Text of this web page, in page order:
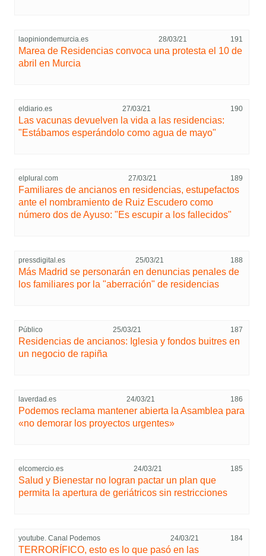
laopiniondemurcia.es 28/03/21 191
Marea de Residencias convoca una protesta el 10 de
abril en Murcia
eldiario.es 27/03/21 190
Las vacunas devuelven la vida a las residencias:
"Estábamos esperándolo como agua de mayo"
elplural.com 27/03/21 189
Familiares de ancianos en residencias, estupefactos
ante el nombramiento de Ruiz Escudero como
número dos de Ayuso: "Es escupir a los fallecidos"
pressdigital.es 25/03/21 188
Más Madrid se personarán en denuncias penales de
los familiares por la "aberración" de residencias
Público 25/03/21 187
Residencias de ancianos: Iglesia y fondos buitres en
un negocio de rapiña
laverdad.es 24/03/21 186
Podemos reclama mantener abierta la Asamblea para
«no demorar los proyectos urgentes»
elcomercio.es 24/03/21 185
Salud y Bienestar no logran pactar un plan que
permita la apertura de geriátricos sin restricciones
youtube. Canal Podemos 24/03/21 184
TERRORÍFICO, esto es lo que pasó en las